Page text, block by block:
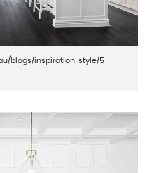
blogs/inspiration-style/5-